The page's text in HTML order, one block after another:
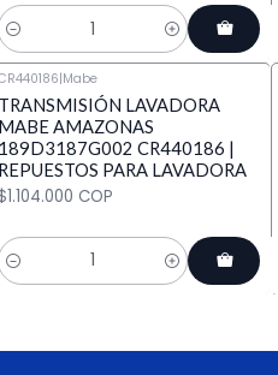
|Mabe
LAVADORA
AMAZONAS
CR440186 |
PARA LAVADORA
COP